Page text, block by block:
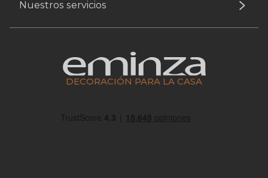
Nuestros servicios
DECORACIÓN PARA LA CASA